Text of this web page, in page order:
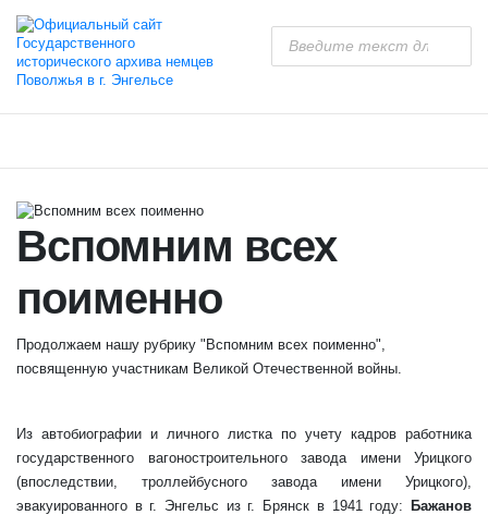
Вспомним всех
поименно
Продолжаем нашу рубрику "Вспомним всех поименно",
посвященную участникам Великой Отечественной войны.
Из автобиографии и личного листка по учету кадров работника
государственного вагоностроительного завода имени Урицкого
(впоследствии, троллейбусного завода имени Урицкого),
эвакуированного в г. Энгельс из г. Брянск в 1941 году:
Бажанов